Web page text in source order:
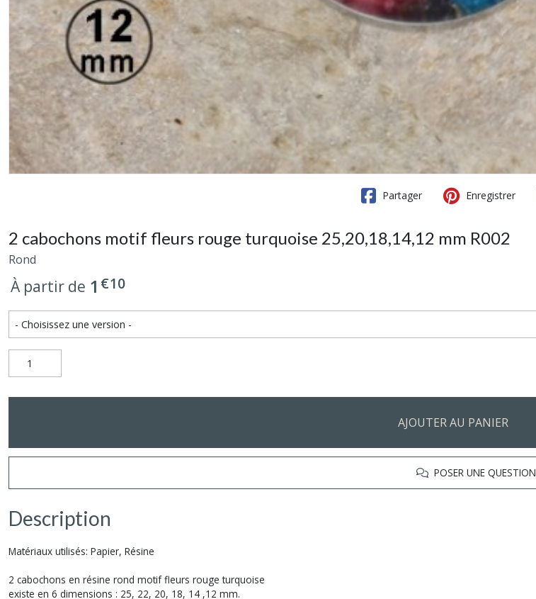
Partager Enregistrer
2 cabochons motif fleurs rouge turquoise 25,20,18,14,12 mm R002
Rond
À partir de 1 €10
AJOUTER AU PANIER
POSER UNE QUESTION
Description
Matériaux utilisés: Papier, Résine
2 cabochons en résine rond motif fleurs rouge turquoise
existe en 6 dimensions : 25, 22, 20, 18, 14 ,12 mm.